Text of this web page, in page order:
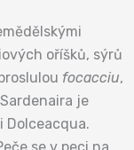
oříšků, sýrů
focacciu,
je
Dolceacqua.